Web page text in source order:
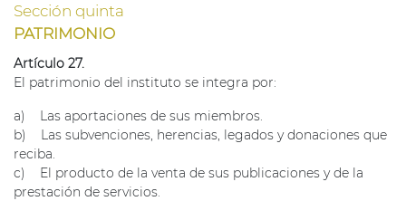
Sección quinta
PATRIMONIO
Artículo 27.
El patrimonio del instituto se integra por:
a) Las aportaciones de sus miembros.
b) Las subvenciones, herencias, legados y donaciones que
reciba.
c) El producto de la venta de sus publicaciones y de la
prestación de servicios.